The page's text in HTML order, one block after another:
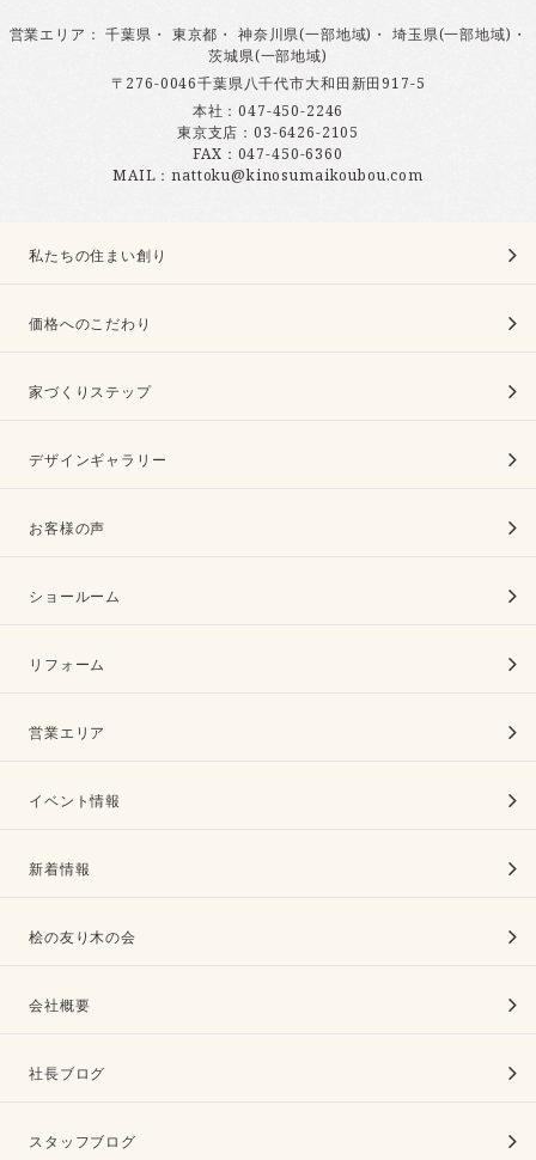
営業エリア ：千葉県 ・ 東京都 ・ 神奈川県(一部地域) ・ 埼玉県(一部地域) ・
茨城県(一部地域)
〒276-0046千葉県八千代市大和田新田917-5
本社：047-450-2246
東京支店：03-6426-2105
FAX：047-450-6360
MAIL：nattoku@kinosumaikoubou.com
私たちの住まい創り
価格へのこだわり
家づくりステップ
デザインギャラリー
お客様の声
ショールーム
リフォーム
営業エリア
イベント情報
新着情報
桧の友り木の会
会社概要
社長ブログ
スタッフブログ